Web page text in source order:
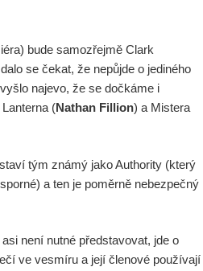
bude samozřejmě Clark
se čekat, že nepůjde o jediného
najevo, že se dočkáme i
(Nathan Fillion) a Mistera
tým známý jako Authority (který
a ten je poměrně nebezpečný
není nutné představovat, jde o
ve vesmíru a její členové používají